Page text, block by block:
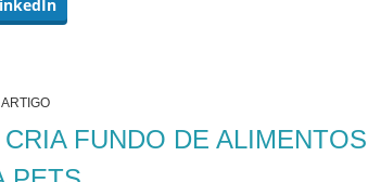
FUNDO DE ALIMENTOS